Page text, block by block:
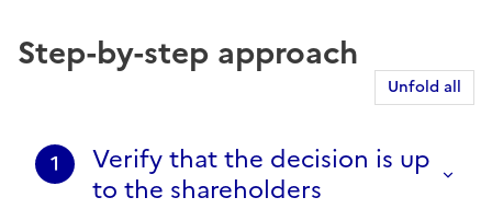
Step-by-step approach
Unfold all
1
Verify that the decision is up
to the shareholders